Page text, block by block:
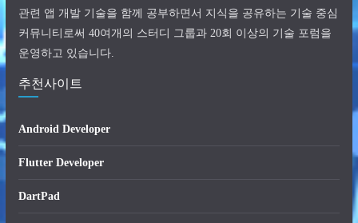
관련 앱 개발 기술을 함께 공부하면서 지식을 공유하는 기술 중심
커뮤니티로써 40여개의 스터디 그룹과 20회 이상의 기술 포럼을
운영하고 있습니다.
추천사이트
Android Developer
Flutter Developer
DartPad